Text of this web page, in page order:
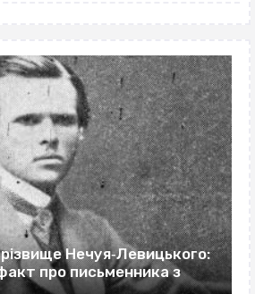
Нечуя‐Левицького:
про письменника з